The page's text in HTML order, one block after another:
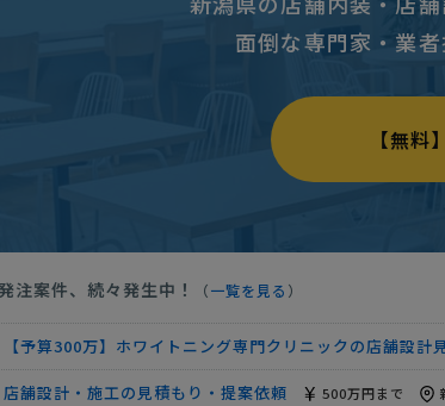
面倒な専門家・業
【無
注案件、続々発生中！ （一覧を見る ）
【リラクゼーション業の店舗】店舗設計・施工の見積もり
店舗設計・施工の見積もり・提案依頼
店舗設計・施工の見積もり・提案依頼
プライベートサロンの施工 月15万円まで 新潟県
店舗設計・施工の見積もり・提案依頼
【予算300万】ホワイトニング専門クリニックの店舗設計
店舗設計・施工の見積もり・提案依頼 500万円まで